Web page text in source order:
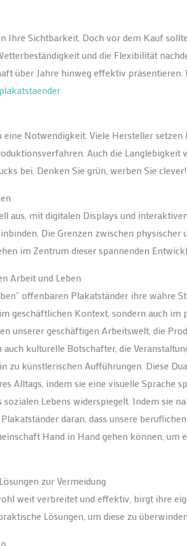
Ihre Sichtbarkeit. Doch vor dem Kauf
und die Flexibilität
über Jahre hinweg effektiv präsentieren.
Notwendigkeit. Viele Hersteller setzen
Auch die Langlebigkeit
bei. Denken Sie grün, werben Sie clever!
aus, mit digitalen Displays und
Die Grenzen zwischen physischer
im Zentrum dieser spannenden
Arbeit und Leben
offenbaren Plakatständer ihre wahre
geschäftlichen Kontext, sondern auch im
unserer geschäftigen Arbeitswelt, die
kulturelle Botschafter, die
zu künstlerischen Aufführungen. Diese
Alltags, indem sie eine visuelle Sprache
Lebens widerspiegelt. Indem sie
daran, dass unsere
Hand in Hand gehen können, um
zur Vermeidung
weit verbreitet und effektiv, birgt ihre
Lösungen, um diese zu